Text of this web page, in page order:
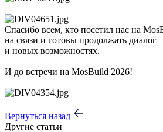
Спасибо всем, кто посетил нас на
на связи и готовы продолжать диалог
и новых возможностях.
И до встречи на MosBuild 2026!
Вернуться назад
Другие статьи